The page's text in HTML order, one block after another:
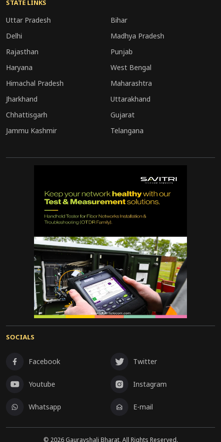
STATE LINKS
Uttar Pradesh
Bihar
Delhi
Madhya Pradesh
Rajasthan
Punjab
Haryana
West Bengal
Himachal Pradesh
Maharashtra
Jharkhand
Uttarakhand
Chhattisgarh
Gujarat
Jammu Kashmir
Telangana
SOCIALS
Facebook Twitter
Youtube Instagram
Whatsapp E-mail
© 2026Gauravshali Bharat, All Rights Reserved.